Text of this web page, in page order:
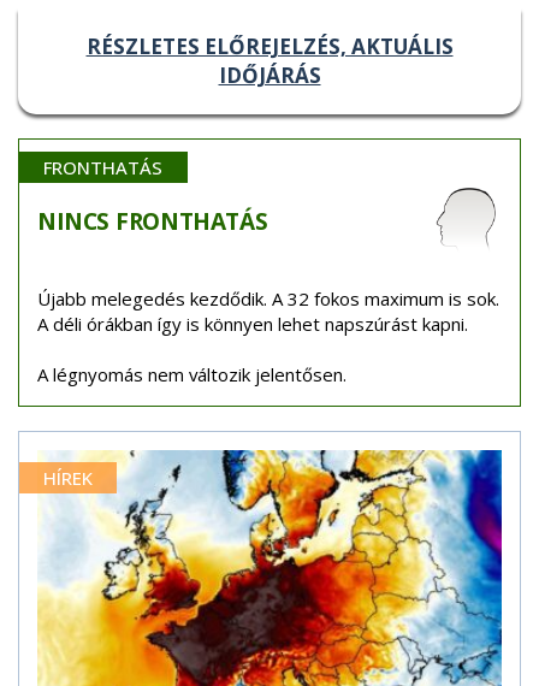
RÉSZLETES ELŐREJELZÉS, AKTUÁLIS
IDŐJÁRÁS
FRONTHATÁS
NINCS FRONTHATÁS
Újabb melegedés kezdődik. A 32 fokos maximum is sok.
A déli órákban így is könnyen lehet napszúrást kapni.
A légnyomás nem változik jelentősen.
HÍREK